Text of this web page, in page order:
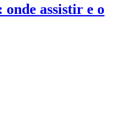
assistir e o